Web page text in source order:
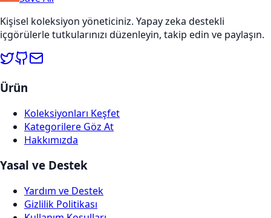
Kişisel koleksiyon yöneticiniz. Yapay zeka destekli
içgörülerle tutkularınızı düzenleyin, takip edin ve paylaşın.
Ürün
Koleksiyonları Keşfet
Kategorilere Göz At
Hakkımızda
Yasal ve Destek
Yardım ve Destek
Gizlilik Politikası